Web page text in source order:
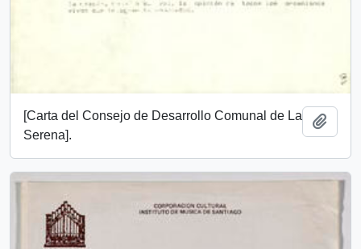
[Carta del Consejo de Desarrollo Comunal de La
Serena].